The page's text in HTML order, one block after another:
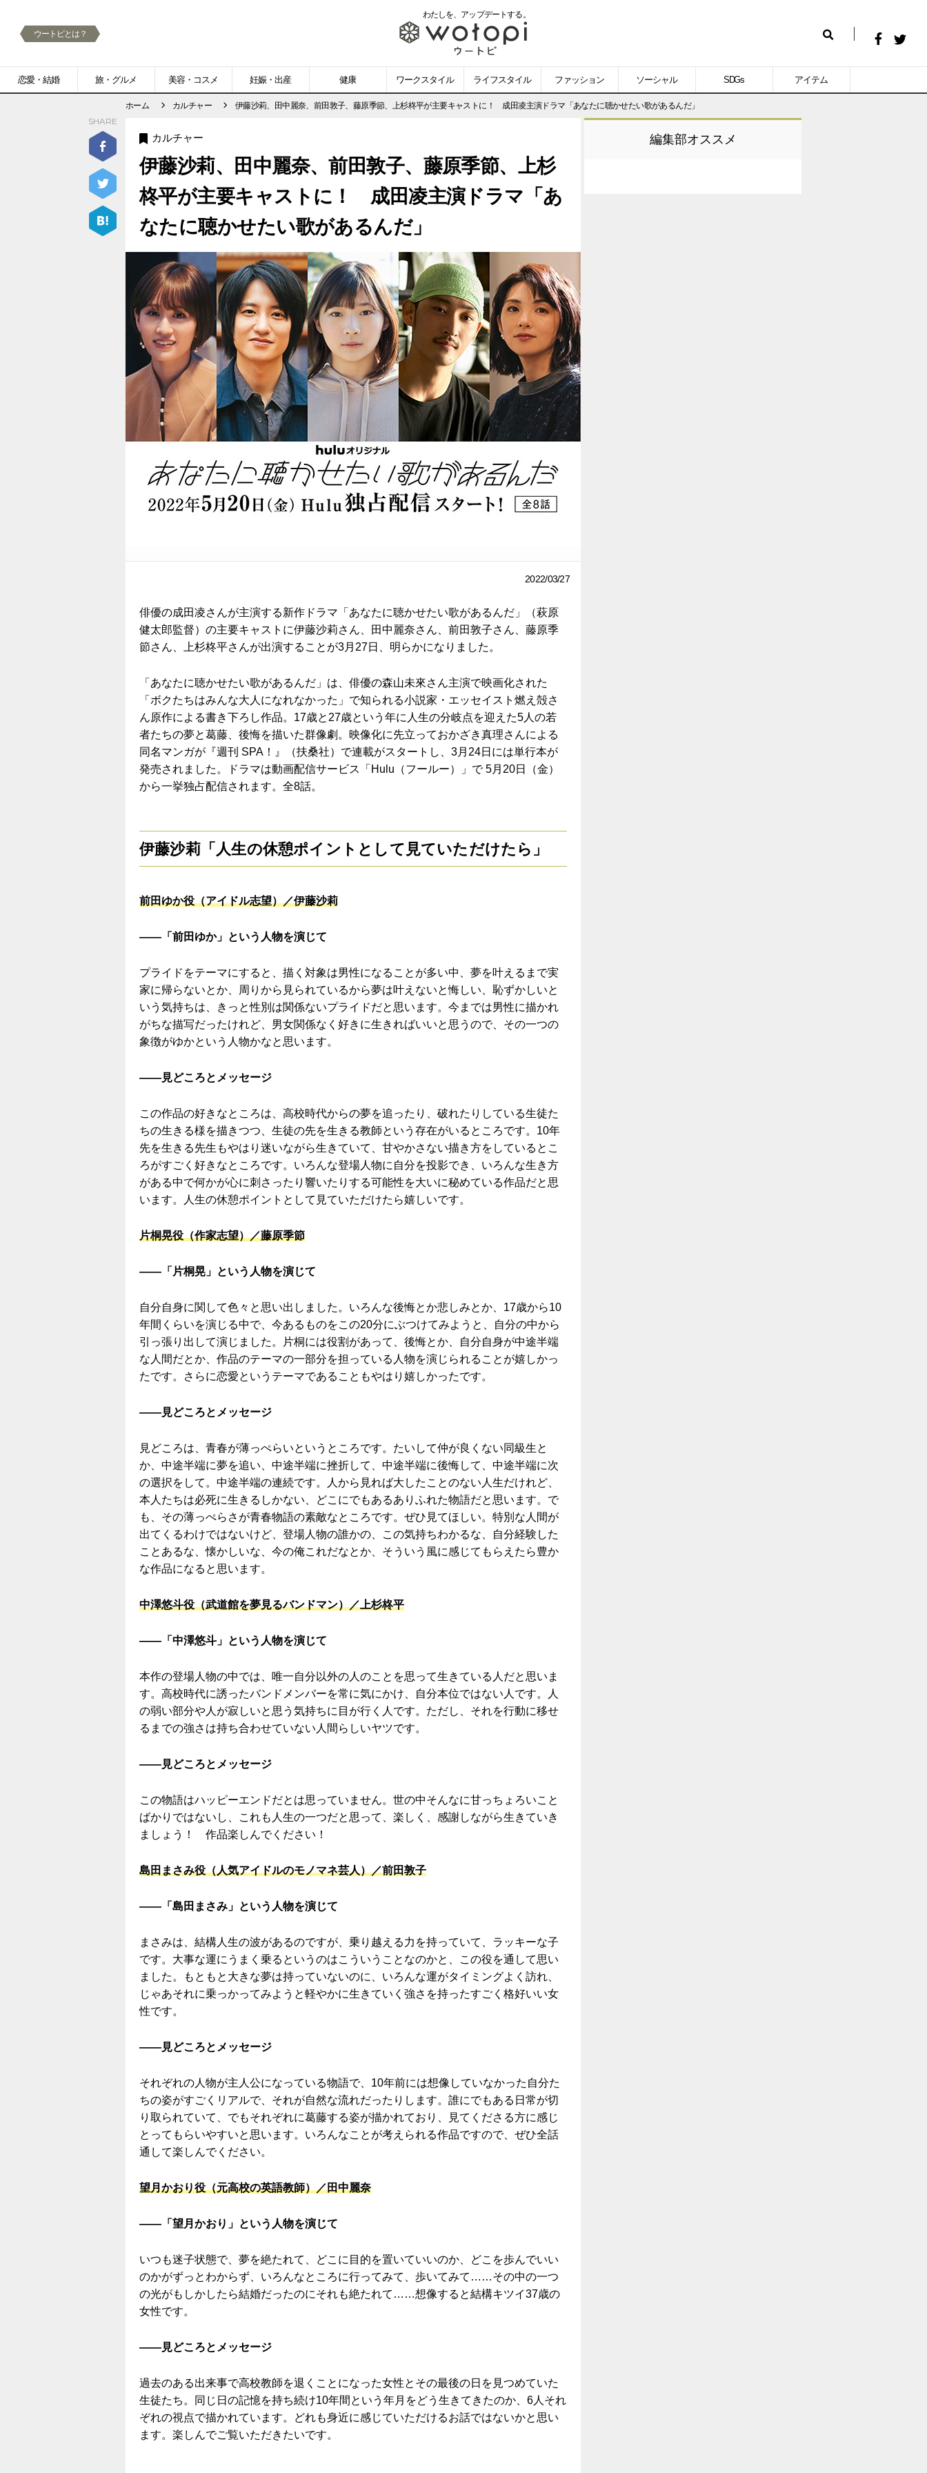
わたしを、 アップデートする。
wotopi
-
ウ
ト
ピ
恋愛・結婚 旅・グルメ 美容・コスメ 妊娠・出産 健康 ワークスタイル ライフスタイル ファッション ソーシャル SDGs アイテム
索
ウートピとは？ Facebook
ホーム カルチャー 伊藤沙莉、田中麗奈、前田敦子、藤原季節、上杉柊平が主要キャストに！ 成田凌主演ドラマ「あなたに聴かせたい歌があるんだ」
カルチャー
伊藤沙莉、田中麗奈、前田敦子、藤原季節、上杉
柊平が主要キャストに！ 成田凌主演ドラマ「あ
なたに聴かせたい歌があるんだ」
2022/03/27
俳優の成田凌さんが主演する新作ドラマ「あなたに聴かせたい歌があるんだ」（萩原
健太郎監督）の主要キャストに伊藤沙莉さん、田中麗奈さん、前田敦子さん、藤原季
節さん、上杉柊平さんが出演することが3月27日、明らかになりました。
「あなたに聴かせたい歌があるんだ」は、俳優の森山未來さん主演で映画化された
「ボクたちはみんな大人になれなかった」で知られる小説家・エッセイスト燃え殻さ
ん原作による書き下ろし作品。17歳と27歳という年に人生の分岐点を迎えた5人の若
者たちの夢と葛藤、後悔を描いた群像劇。映像化に先立っておかざき真理さんによる
同名マンガが『週刊 SPA！』（扶桑社）で連載がスタートし、3月24日には単行本が
発売されました。ドラマは動画配信サービス「Hulu（フールー）」で 5月20日（金）
から一挙独占配信されます。全8話。
伊藤沙莉「人生の休憩ポイントとして見ていただけたら」
前田ゆか役（アイドル志望）／伊藤沙莉
——「前田ゆか」という人物を演じて
プライドをテーマにすると、描く対象は男性になることが多い中、夢を叶えるまで実
家に帰らないとか、周りから見られているから夢は叶えないと悔しい、恥ずかしいと
いう気持ちは、きっと性別は関係ないプライドだと思います。今までは男性に描かれ
がちな描写だったけれど、男女関係なく好きに生きればいいと思うので、その一つの
象徴がゆかという人物かなと思います。
——見どころとメッセージ
この作品の好きなところは、高校時代からの夢を追ったり、破れたりしている生徒た
ちの生きる様を描きつつ、生徒の先を生きる教師という存在がいるところです。10年
先を生きる先生もやはり迷いながら生きていて、甘やかさない描き方をしているとこ
ろがすごく好きなところです。いろんな登場人物に自分を投影でき、いろんな生き方
がある中で何かが心に刺さったり響いたりする可能性を大いに秘めている作品だと思
います。人生の休憩ポイントとして見ていただけたら嬉しいです。
片桐晃役（作家志望）／藤原季節
――「片桐晃」という人物を演じて
自分自身に関して色々と思い出しました。いろんな後悔とか悲しみとか、17歳から10
年間くらいを演じる中で、今あるものをこの20分にぶつけてみようと、自分の中から
引っ張り出して演じました。片桐には役割があって、後悔とか、自分自身が中途半端
な人間だとか、作品のテーマの一部分を担っている人物を演じられることが嬉しかっ
たです。さらに恋愛というテーマであることもやはり嬉しかったです。
――見どころとメッセージ
見どころは、⻘春が薄っぺらいというところです。たいして仲が良くない同級生と
か、中途半端に夢を追い、中途半端に挫折して、中途半端に後悔して、中途半端に次
の選択をして。中途半端の連続です。人から見れば大したことのない人生だけれど、
本人たちは必死に生きるしかない、どこにでもあるありふれた物語だと思います。で
も、その薄っぺらさが⻘春物語の素敵なところです。ぜひ見てほしい。特別な人間が
出てくるわけではないけど、登場人物の誰かの、この気持ちわかるな、自分経験した
ことあるな、懐かしいな、今の俺これだなとか、そういう風に感じてもらえたら豊か
な作品になると思います。
中澤悠斗役（武道館を夢見るバンドマン）／上杉柊平
――「中澤悠斗」という人物を演じて
本作の登場人物の中では、唯一自分以外の人のことを思って生きている人だと思いま
す。高校時代に誘ったバンドメンバーを常に気にかけ、自分本位ではない人です。人
の弱い部分や人が寂しいと思う気持ちに目が行く人です。ただし、それを行動に移せ
るまでの強さは持ち合わせていない人間らしいヤツです。
――見どころとメッセージ
この物語はハッピーエンドだとは思っていません。世の中そんなに甘っちょろいこと
ばかりではないし、これも人生の一つだと思って、楽しく、感謝しながら生きていき
ましょう！ 作品楽しんでください！
島田まさみ役（人気アイドルのモノマネ芸人）／前田敦子
――「島田まさみ」という人物を演じて
まさみは、結構人生の波があるのですが、乗り越える力を持っていて、ラッキーな子
です。大事な運にうまく乗るというのはこういうことなのかと、この役を通して思い
ました。もともと大きな夢は持っていないのに、いろんな運がタイミングよく訪れ、
じゃあそれに乗っかってみようと軽やかに生きていく強さを持ったすごく格好いい女
性です。
——見どころとメッセージ
それぞれの人物が主人公になっている物語で、10年前には想像していなかった自分た
ちの姿がすごくリアルで、それが自然な流れだったりします。誰にでもある日常が切
り取られていて、でもそれぞれに葛藤する姿が描かれており、見てくださる方に感じ
とってもらいやすいと思います。いろんなことが考えられる作品ですので、ぜひ全話
通して楽しんでください。
望月かおり役（元高校の英語教師）／田中麗奈
――「望月かおり」という人物を演じて
いつも迷子状態で、夢を絶たれて、どこに目的を置いていいのか、どこを歩んでいい
のかがずっとわからず、いろんなところに行ってみて、歩いてみて……その中の一つ
の光がもしかしたら結婚だったのにそれも絶たれて……想像すると結構キツイ37歳の
女性です。
――見どころとメッセージ
過去のある出来事で高校教師を退くことになった女性とその最後の日を見つめていた
生徒たち。同じ日の記憶を持ち続け10年間という年月をどう生きてきたのか、6人それ
ぞれの視点で描かれています。どれも身近に感じていただけるお話ではないかと思い
ます。楽しんでご覧いただきたいです。
SHARE
編集部オススメ